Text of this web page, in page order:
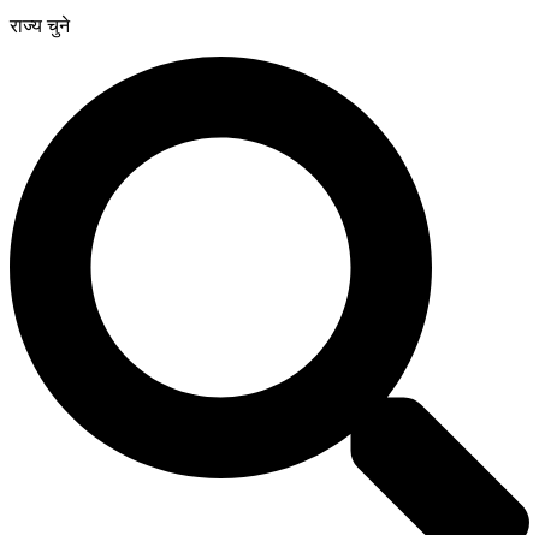
राज्य चुने